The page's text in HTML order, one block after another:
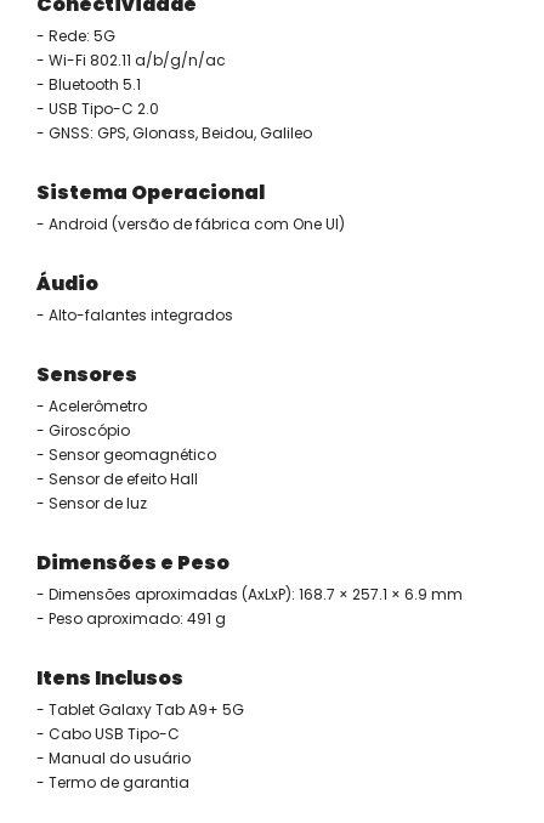
- Rede: 5G
- Wi-Fi 802.11 a/b/g/n/ac
- Bluetooth 5.1
- USB Tipo-C 2.0
- GNSS: GPS, Glonass, Beidou, Galileo
Sistema Operacional
- Android (versão de fábrica com One UI)
Áudio
- Alto-falantes integrados
Sensores
- Acelerômetro
- Giroscópio
- Sensor geomagnético
- Sensor de efeito Hall
- Sensor de luz
Dimensões e Peso
- Dimensões aproximadas (AxLxP): 168.7 × 257.1 × 6.9 mm
- Peso aproximado: 491 g
Itens Inclusos
- Tablet Galaxy Tab A9+ 5G
- Cabo USB Tipo-C
- Manual do usuário
- Termo de garantia